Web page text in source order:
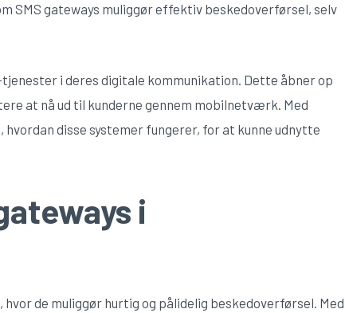
SMS gateways muliggør effektiv beskedoverførsel, selv
i deres digitale kommunikation. Dette åbner op
at nå ud til kunderne gennem mobilnetværk. Med
disse systemer fungerer, for at kunne udnytte
i
de muliggør hurtig og pålidelig beskedoverførsel. Med